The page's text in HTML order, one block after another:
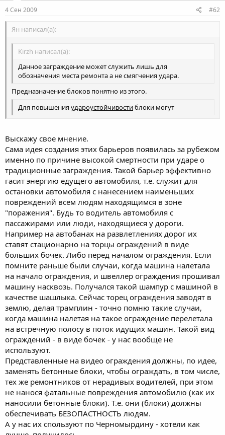
4 Сен 2009 #62
Ян написал(а):
Kirzh написал(а):
Данное заграждение может служить лишь для
обозначения места ремонта а не смягчения удара.
Предназначение блоков понятно из этого.
Для повышенияудароустойчивостиблоки могут
Водоналивные барьеры, например, выполняют двойную
работу:деформируясь от удара, они существенно гасят
скорость автомобиляи служат естественной защитой
людей, работающих внутри периметра. В итоге – в той или
иной степени помятый автомобиль, живые и здоровые
рабочие, водитель и пассажиры.
из правил проведения ралли:
• Ретардер должен быть изготовлен из материала, с одной
стороны,не допускающего его беспрепятственного
прохождения насквозь, а с другой стороны,не способного
причинить при столкновении с ним серьезные
повреждения автомобилю(Можно: связки легковых
покрышек, грузовые покрышки, тюки сена, водоналивные
блоки и пр. Нельзя: железобетонные блоки, автомобили,
бревна и пр.);
подчеркивание мое
Выскажу свое мнение.
Сама идея создания этих барьеров появилась за рубежом
именно по причине высокой смертности при ударе о
традиционные заграждения. Такой барьер эффективно
гасит энергию едущего автомобиля, т.е. служит для
остановки автомобиля с нанесением наименьших
повреждений всем людям находящимся в зоне
"поражения". Будь то водитель автомобиля с
пассажирами или люди, находящиеся у дороги.
Например на автобанах на развлетлениях дорог их
ставят стационарно на торцы ограждений в виде
больших бочек. Либо перед началом ограждения. Если
помните раньше были случаи, когда машина налетала
на начало ограждения, и швеллер ограждения прошивал
машину насквозь. Получался такой шампур с машиной в
качестве шашлыка. Сейчас торец ограждения заводят в
землю, делая трамплин - точно помню такие случаи,
когда машина налетая на такое ограждение перелетала
на встречную полосу в поток идущих машин. Такой вид
ограждений - в виде бочек - у нас вообще не
используют.
Представленные на видео ограждения должны, по идее,
заменять бетонные блоки, чтобы ограждать, в том числе,
тех же ремонтников от нерадивых водителей, при этом
не нанося фатальные повреждения автомобилю (как их
наносили бетонные блоки). Т.е. они (блоки) должны
обеспечивать БЕЗОПАСТНОСТЬ людям.
А у нас их спользуют по Черномырдину - хотели как